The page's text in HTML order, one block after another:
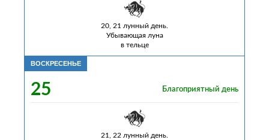
20, 21 лунный день.
Убывающая луна
в тельце
ВОСКРЕСЕНЬЕ
25 Благоприятный день
21, 22 лунный день.